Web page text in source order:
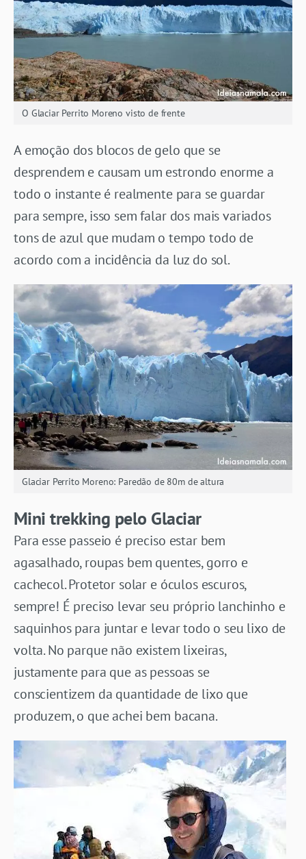
O Glaciar Perrito Moreno visto de frente
A emoção dos blocos de gelo que se
desprendem e causam um estrondo enorme a
todo o instante é realmente para se guardar
para sempre, isso sem falar dos mais variados
tons de azul que mudam o tempo todo de
acordo com a incidência da luz do sol.
Glaciar Perrito Moreno: Paredão de 80m de altura
Mini trekking pelo Glaciar
Para esse passeio é preciso estar bem
agasalhado, roupas bem quentes, gorro e
cachecol. Protetor solar e óculos escuros,
sempre! É preciso levar seu próprio lanchinho e
saquinhos para juntar e levar todo o seu lixo de
volta. No parque não existem lixeiras,
justamente para que as pessoas se
conscientizem da quantidade de lixo que
produzem, o que achei bem bacana.